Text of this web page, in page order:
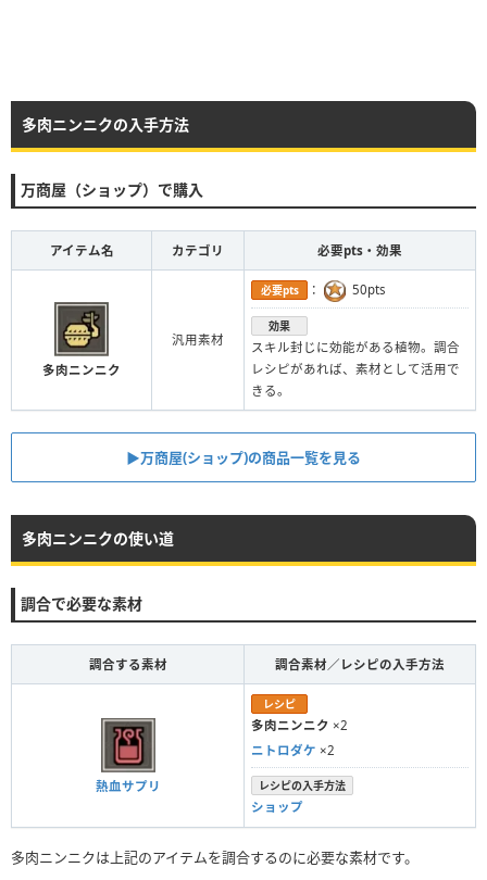
多肉ニンニクの入手方法
万商屋（ショップ）で購入
アイテム名 カテゴリ 必要pts・効果
多肉ニンニク
汎用素材
必要pts ： 50pts
効果
スキル封じに効能がある植物。調合
レシピがあれば、素材として活用で
きる。
▶︎万商屋(ショップ)の商品一覧を見る
多肉ニンニクの使い道
調合で必要な素材
調合する素材 調合素材／レシピの入手方法
熱血サプリ
レシピ
多肉ニンニク ×2
ニトロダケ ×2
レシピの入手方法
ショップ
多肉ニンニクは上記のアイテムを調合するのに必要な素材です。